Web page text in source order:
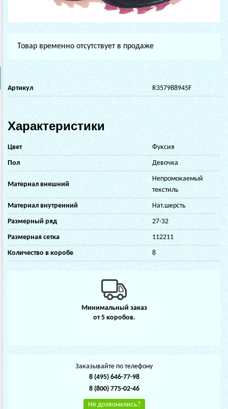
Товар временно отсутствует в продаже
Артикул R357988945F
Характеристики
Цвет Фуксия
Пол Девочка
Материал внешний
Непромокаемый
текстиль
Материал внутренний Нат.шерсть
Размерный ряд 27-32
Размерная сетка 112211
Количество в коробе 8
Минимальный заказ
от 5 коробов.
Заказывайте по телефону
8 (495) 646-77-98
8 (800) 775-02-46
Не дозвонились?